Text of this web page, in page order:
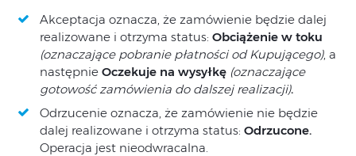
Akceptacja oznacza, że zamówienie będzie dalej
realizowane i otrzyma status: Obciążenie w toku
(oznaczające pobranie płatności od Kupującego), a
następnie Oczekuje na wysyłkę (oznaczające
gotowość zamówienia do dalszej realizacji).
Odrzucenie oznacza, że zamówienie nie będzie
dalej realizowane i otrzyma status: Odrzucone.
Operacja jest nieodwracalna.